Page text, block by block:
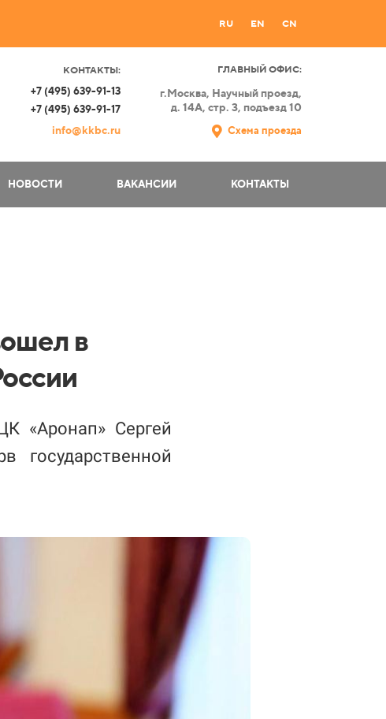
RU EN CN
ГЛАВНЫЙ ОФИС:
г.Москва, Научный проезд,
д. 14А, стр. 3, подъезд 10
Схема проезда
КОНТАКТЫ:
+7 (495) 639-91-13
+7 (495) 639-91-17
info@kkbc.ru
НОВОСТИ ВАКАНСИИ КОНТАКТЫ
в
«Аронап» Сергей
государственной